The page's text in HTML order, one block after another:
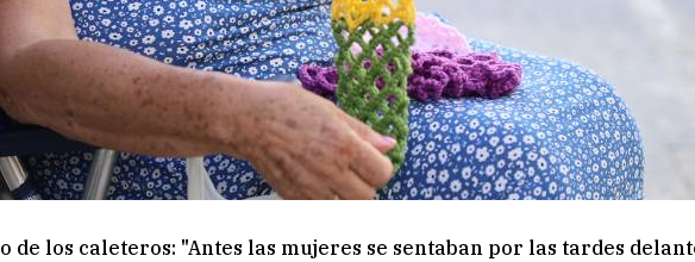
de los caleteros: "Antes las mujeres se sentaban por las tardes